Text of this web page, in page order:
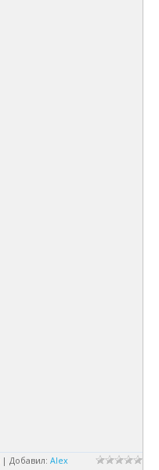
| Добавил: Alex